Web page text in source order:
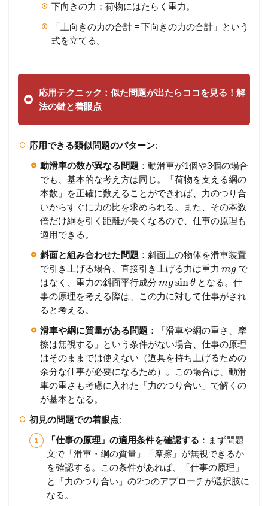
下向きの力：荷物にはたらく重力。
「上向きの力の合計 = 下向きの力の合計」という
式を立てる。
応用テクニック：似た問題が出たらココを見る！解
法の鍵と着眼点
応用できる類似問題のパターン:
動滑車の数が異なる問題 ：動滑車が1個や3個の場合
でも、基本的な考え方は同じ。「荷物を支える綱の
本数」を正確に数えることができれば、力のつり合
いからすぐに力の比を求められる。また、その本数
倍だけ綱を引く距離が長くなるので、仕事の原理も
適用できる。
斜面と組み合わせた問題 ：斜面上の物体を滑車装置
で引き上げる場合、直接引き上げる力は重力mg で
はなく、重力の斜面平行成分mg sin θとなる。仕
事の原理を考える際は、この力に対して仕事がされ
ると考える。
滑車や綱に質量がある問題 ：「滑車や綱の重さ、摩
擦は無視する」という条件がない場合、仕事の原理
はそのままでは使えない（道具を持ち上げるための
余分な仕事が必要になるため）。この場合は、動滑
車の重さも考慮に入れた「力のつり合い」で解くの
が基本となる。
初見の問題での着眼点:
「仕事の原理」の適用条件を確認する ：まず問題
文で「滑車・綱の質量」「摩擦」が無視できるか
を確認する。この条件があれば、「仕事の原理」
と「力のつり合い」の2つのアプローチが選択肢に
なる。